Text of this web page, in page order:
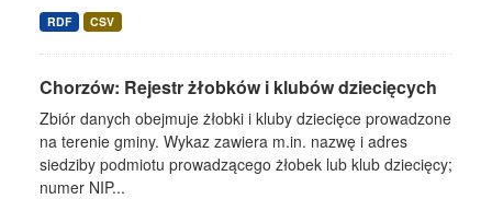
RDF CSV
Chorzów: Rejestr żłobków i klubów dziecięcych
Zbiór danych obejmuje żłobki i kluby dziecięce prowadzone
na terenie gminy. Wykaz zawiera m.in. nazwę i adres
siedziby podmiotu prowadzącego żłobek lub klub dziecięcy;
numer NIP...